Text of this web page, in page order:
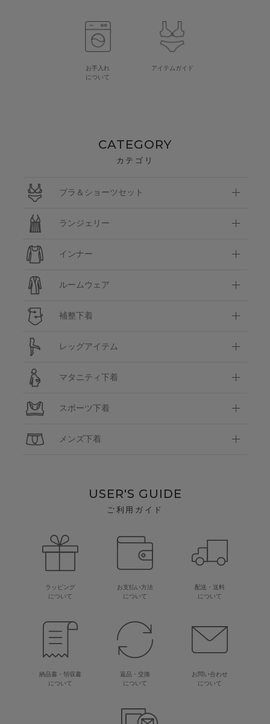
お手入れ
について
アイテムガイド
CATEGORY
カテゴリ
ブラ＆ショーツセット
ランジェリー
インナー
ルームウェア
補整下着
レッグアイテム
マタニティ下着
スポーツ下着
メンズ下着
USER'S GUIDE
ご利用ガイド
ラッピング
について
お支払い方法
について
配送・送料
について
納品書・領収書
について
返品・交換
について
お問い合わせ
について